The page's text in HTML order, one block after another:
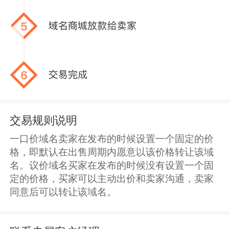
交易规则说明
一口价域名卖家在发布的时候设置一个固定的价
格，即默认在出售周期内愿意以该价格转让该域
名。议价域名买家在发布的时候没有设置一个固
定的价格，买家可以主动出价和卖家沟通，卖家
同意后可以转让该域名。